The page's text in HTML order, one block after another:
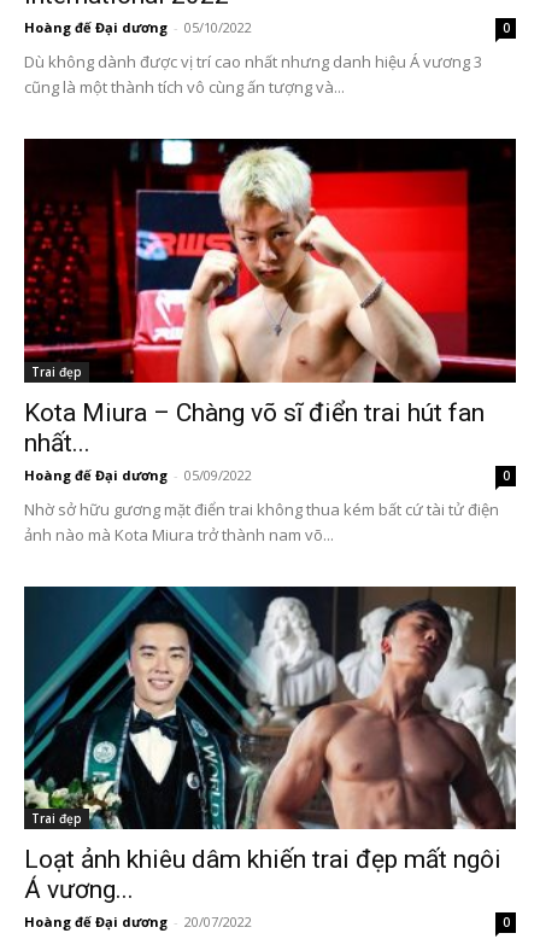
Hoàng đế Đại dương - 05/10/2022 0
Dù không dành được vị trí cao nhất nhưng danh hiệu Á vương 3
cũng là một thành tích vô cùng ấn tượng và...
Trai đẹp
Kota Miura – Chàng võ sĩ điển trai hút fan
nhất...
Hoàng đế Đại dương - 05/09/2022 0
Nhờ sở hữu gương mặt điển trai không thua kém bất cứ tài tử điện
ảnh nào mà Kota Miura trở thành nam võ...
Trai đẹp
Loạt ảnh khiêu dâm khiến trai đẹp mất ngôi
Á vương...
Hoàng đế Đại dương - 20/07/2022 0